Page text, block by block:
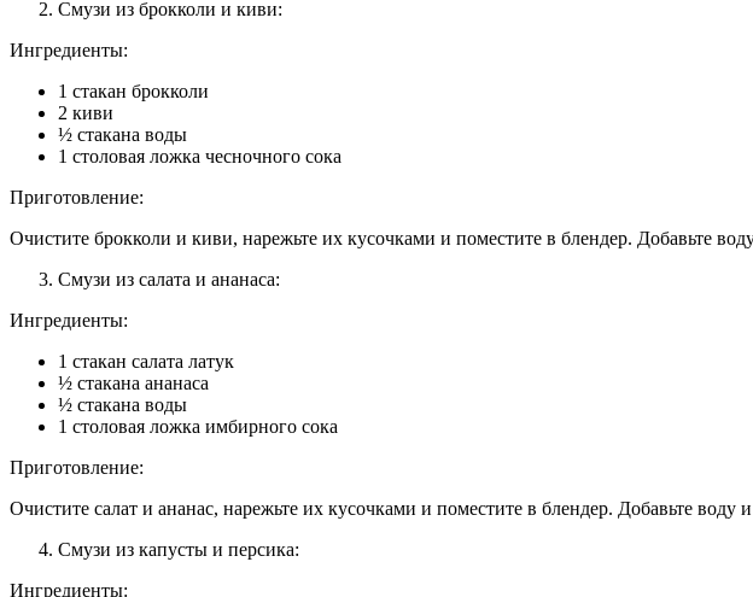
Смузи из брокколи и киви:
Ингредиенты:
1 стакан брокколи
2 киви
½ стакана воды
1 столовая ложка чесночного сока
Приготовление:
Очистите брокколи и киви, нарежьте их кусочками и поместите в блендер. Добавьте
Смузи из салата и ананаса:
Ингредиенты:
1 стакан салата латук
½ стакана ананаса
½ стакана воды
1 столовая ложка имбирного сока
Приготовление:
Очистите салат и ананас, нарежьте их кусочками и поместите в блендер. Добавьте
Смузи из капусты и персика:
Ингредиенты: